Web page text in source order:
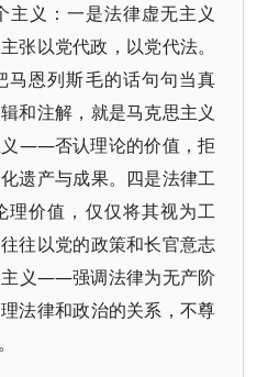
义：一是法律虚无主义
以党代政，以党代法。
恩列斯毛的话句句当真
和注解，就是马克思主义
义——否认理论的价值，拒
遗产与成果。四是法律工
价值，仅仅将其视为工
往以党的政策和长官意志
主义——强调法律为无产阶
法律和政治的关系，不尊